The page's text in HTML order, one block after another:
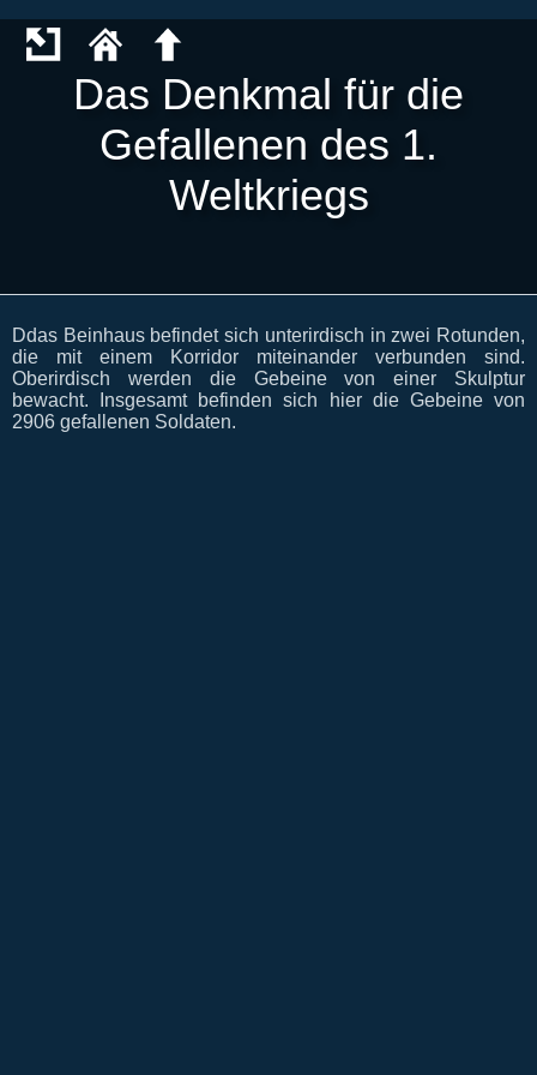
Das Denkmal für die
Gefallenen des 1.
Weltkriegs
Ddas Beinhaus befindet sich unterirdisch in zwei Rotunden,
die mit einem Korridor miteinander verbunden sind.
Oberirdisch werden die Gebeine von einer Skulptur
bewacht. Insgesamt befinden sich hier die Gebeine von
2906 gefallenen Soldaten.